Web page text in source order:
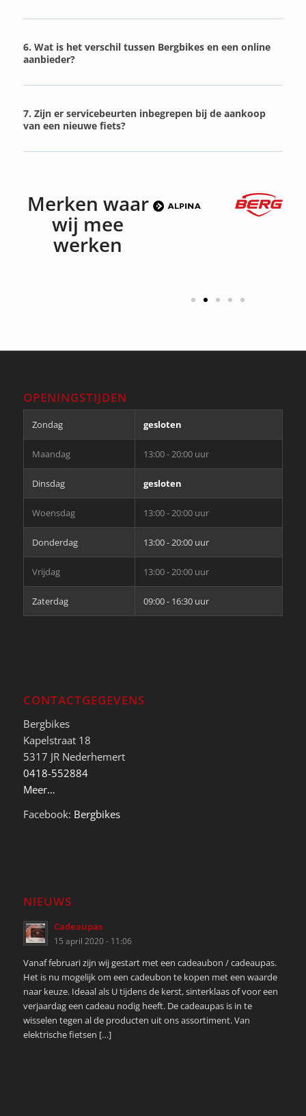
6. Wat is het verschil tussen Bergbikes en een online
aanbieder?
7. Zijn er servicebeurten inbegrepen bij de aankoop
van een nieuwe fiets?
Merken waar
wij mee
werken
OPENINGSTIJDEN
Zondag gesloten
Maandag 13:00 - 20:00 uur
Dinsdag gesloten
Woensdag 13:00 - 20:00 uur
Donderdag 13:00 - 20:00 uur
Vrijdag 13:00 - 20:00 uur
Zaterdag 09:00 - 16:30 uur
CONTACTGEGEVENS
Bergbikes
Kapelstraat 18
5317 JR Nederhemert
0418-552884
Meer…
Facebook: Bergbikes
NIEUWS
Cadeaupas
15 april 2020 - 11:06
Vanaf februari zijn wij gestart met een cadeaubon / cadeaupas.
Het is nu mogelijk om een cadeubon te kopen met een waarde
naar keuze. Ideaal als U tijdens de kerst, sinterklaas of voor een
verjaardag een cadeau nodig heeft. De cadeaupas is in te
wisselen tegen al de producten uit ons assortiment. Van
elektrische fietsen […]